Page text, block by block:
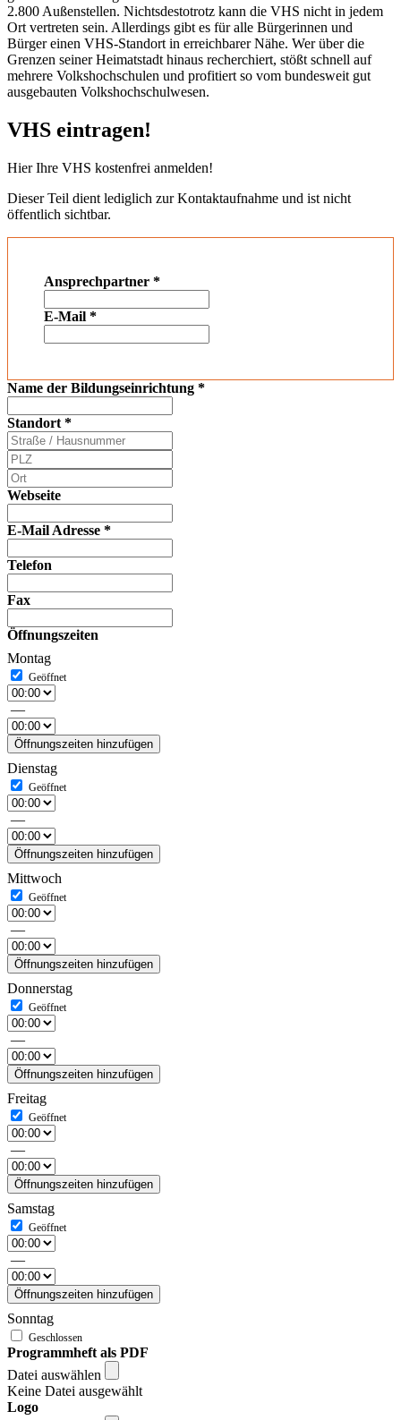
2.800 Außenstellen. Nichtsdestotrotz kann die VHS nicht in jedem
Ort vertreten sein. Allerdings gibt es für alle Bürgerinnen und
Bürger einen VHS-Standort in erreichbarer Nähe. Wer über die
Grenzen seiner Heimatstadt hinaus recherchiert, stößt schnell auf
mehrere Volkshochschulen und profitiert so vom bundesweit gut
ausgebauten Volkshochschulwesen.
VHS eintragen!
Hier Ihre VHS kostenfrei anmelden!
Dieser Teil dient lediglich zur Kontaktaufnahme und ist nicht
öffentlich sichtbar.
Ansprechpartner *
E-Mail *
Name der Bildungseinrichtung *
Standort *
Webseite
E-Mail Adresse *
Telefon
Fax
Öffnungszeiten
Montag
—
Öffnungszeiten hinzufügen
Dienstag
—
Öffnungszeiten hinzufügen
Mittwoch
—
Öffnungszeiten hinzufügen
Donnerstag
—
Öffnungszeiten hinzufügen
Freitag
—
Öffnungszeiten hinzufügen
Samstag
—
Öffnungszeiten hinzufügen
Sonntag
Programmheft als PDF
Datei auswählen
Keine Datei ausgewählt
Logo